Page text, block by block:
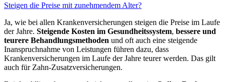
Steigen die Preise mit zunehmendem Alter?
Ja, wie bei allen Krankenversicherungen steigen die Preise im Laufe
der Jahre. Steigende Kosten im Gesundheitssystem, bessere und
teurere Behandlungsmethoden und oft auch eine steigende
Inanspruchnahme von Leistungen führen dazu, dass
Krankenversicherungen im Laufe der Jahre teurer werden. Das gilt
auch für Zahn-Zusatzversicherungen.